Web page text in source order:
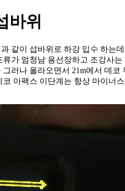
바위
같이 섭바위로 하강 입수 하는
가 엄청남 용선장하고 조강사
러나 올라오면서 21m에서 데
아팩스 이단계는 항상 마이너